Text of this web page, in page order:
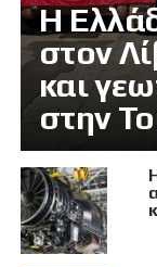
Η
στον
και
στην